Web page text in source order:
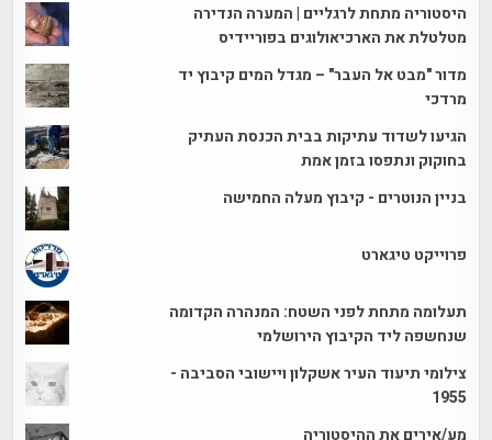
היסטוריה מתחת לרגליים | המערה הנדירה
מטלטלת את הארכיאולוגים בפוריידיס
מדור "מבט אל העבר" – מגדל המים קיבוץ יד
מרדכי
הגיעו לשדוד עתיקות בבית הכנסת העתיק
בחוקוק ונתפסו בזמן אמת
בניין הנוטרים - קיבוץ מעלה החמישה
פרוייקט טיגארט
תעלומה מתחת לפני השטח: המנהרה הקדומה
שנחשפה ליד הקיבוץ הירושלמי
צילומי תיעוד העיר אשקלון ויישובי הסביבה -
1955
מע/אירים את ההיסטוריה